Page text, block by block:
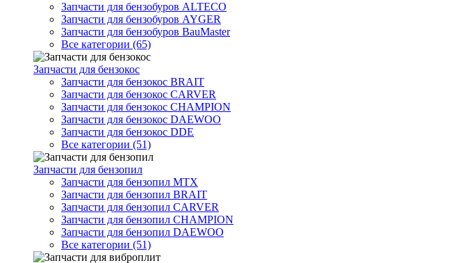
Запчасти для бензобуров ALTECO
Запчасти для бензобуров AYGER
Запчасти для бензобуров BauMaster
Все категории (65)
Запчасти для бензокос
Запчасти для бензокос BRAIT
Запчасти для бензокос CARVER
Запчасти для бензокос CHAMPION
Запчасти для бензокос DAEWOO
Запчасти для бензокос DDE
Все категории (51)
Запчасти для бензопил
Запчасти для бензопил MTX
Запчасти для бензопил BRAIT
Запчасти для бензопил CARVER
Запчасти для бензопил CHAMPION
Запчасти для бензопил DAEWOO
Все категории (51)